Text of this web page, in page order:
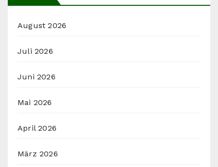
August 2026
Juli 2026
Juni 2026
Mai 2026
April 2026
März 2026